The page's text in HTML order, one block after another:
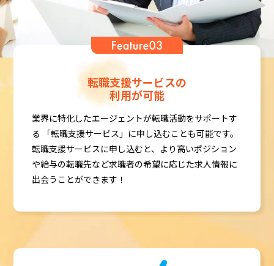
転職支援サービスの
利用が可能
業界に特化したエージェントが転職活動をサポートす
る
「転職支援サービス」に申し込むことも可能です。
転職支援サービスに申し込むと、より高いポジション
や給与の転職先など求職者の希望に応じた求人情報に
出会うことができます！